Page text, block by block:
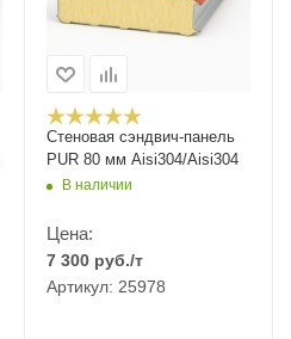
Стеновая сэндвич-панель
PUR 80 мм Aisi304/Aisi304
В наличии
Цена:
7 300 руб./т
Артикул: 25978